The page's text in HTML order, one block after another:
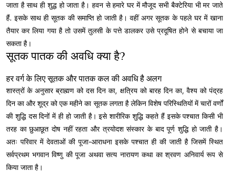
जाता है साथ ही शुद्ध हो जाता है। हवन से हमारे घर में मौजूद सभी बैक्टेरिया भी मर जाते
हैं. इसके साथ ही सूतक की समाप्ति हो जाती है। वहीं अगर सूतक के पहले घर में खाना
तैयार कर लिया गया है तो उसमें तुलसी के पत्ते डालकर उसे प्रदूषित होने से बचाया जा
सकता है।
सूतक पातक की अवधि क्या है?
हर वर्ग के लिए सूतक और पातक कल की अवधि है अलग
शास्त्रों के अनुसार ब्राह्मण को दस दिन का, क्षत्रिय को बारह दिन का, वैश्य को पंद्रह
दिन का और शूद्र को एक महीने का सूतक लगता है लेकिन विशेष परिस्थितियों में चारों वर्णों
की शुद्धि दस दिनों में ही हो जाती है। इसे शारीरिक शुद्धि कहते हैं इसके पश्चात किसी भी
तरह का छुआछूत दोष नहीं रहता और त्रयोदश संस्कार के बाद पूर्ण शुद्धि हो जाती है।
अतः परिवार में देवताओं की पूजा-आराधना इसके पश्चात ही की जाती है जिसमें स्थित
सर्वप्रथम भगवान विष्णु की पूजा अथवा सत्य नारायण कथा का श्रवण अनिवार्य रूप से
किया जाता है।